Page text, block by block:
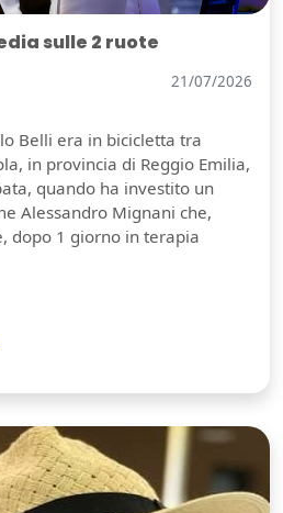
sulle 2 ruote
21/07/2026
Belli era in bicicletta tra
in provincia di Reggio Emilia,
quando ha investito un
Alessandro Mignani che,
dopo 1 giorno in terapia